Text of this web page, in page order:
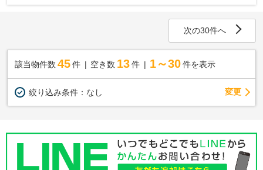
次の30件へ
該当物件数 45件 空き数 13 件 1～30 件を表示
絞り込み条件： なし 変更